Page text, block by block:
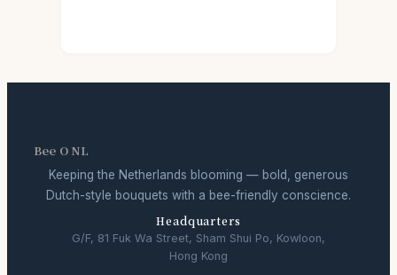
Bee O NL
Keeping the Netherlands blooming — bold, generous
Dutch-style bouquets with a bee-friendly conscience.
Headquarters
G/F, 81 Fuk Wa Street, Sham Shui Po, Kowloon,
Hong Kong